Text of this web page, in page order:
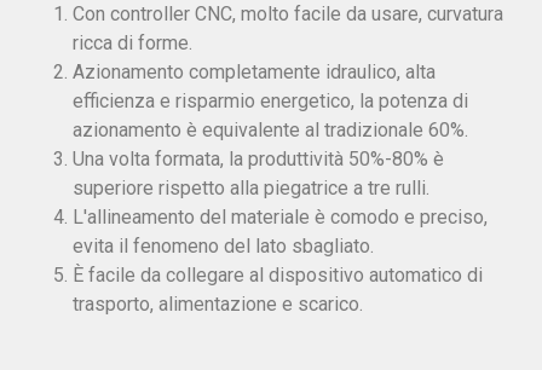
Con controller CNC, molto facile da usare, curvatura
ricca di forme.
Azionamento completamente idraulico, alta
efficienza e risparmio energetico, la potenza di
azionamento è equivalente al tradizionale 60%.
Una volta formata, la produttività 50%-80% è
superiore rispetto alla piegatrice a tre rulli.
L'allineamento del materiale è comodo e preciso,
evita il fenomeno del lato sbagliato.
È facile da collegare al dispositivo automatico di
trasporto, alimentazione e scarico.